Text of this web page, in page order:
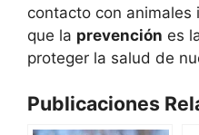
contacto con animales
que la prevención es
proteger la salud de
Publicaciones